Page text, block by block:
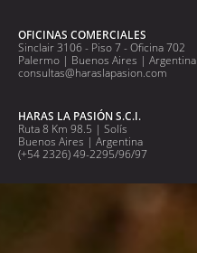
OFICINAS COMERCIALES
Sinclair 3106 - Piso 7 - Oficina 702
Palermo | Buenos Aires | Argentina
consultas@haraslapasion.com
HARAS LA PASIÓN S.C.I.
Ruta 8 Km 98.5 | Solís
Buenos Aires | Argentina
(+54 2326) 49-2295/96/97